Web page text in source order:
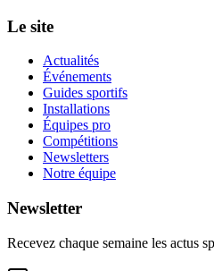
Le site
Actualités
Événements
Guides sportifs
Installations
Équipes pro
Compétitions
Newsletters
Notre équipe
Newsletter
Recevez chaque semaine les actus